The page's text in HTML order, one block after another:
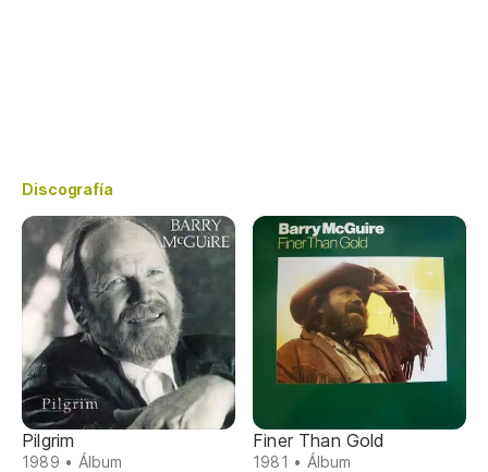
Discografía
Pilgrim
1989 • Álbum
Finer Than Gold
1981 • Álbum